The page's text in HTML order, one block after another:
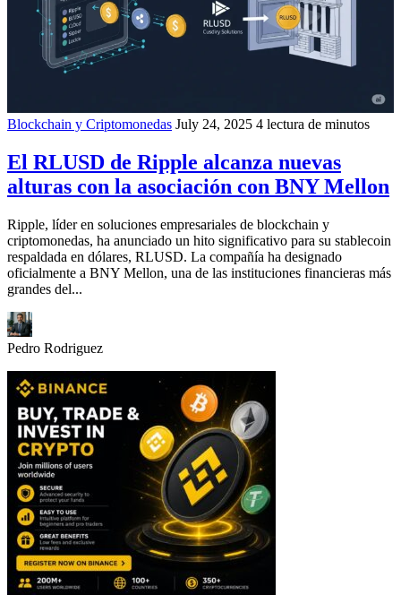
Blockchain y Criptomonedas July 24, 2025 4 lectura de minutos
El RLUSD de Ripple alcanza nuevas
alturas con la asociación con BNY Mellon
Ripple, líder en soluciones empresariales de blockchain y
criptomonedas, ha anunciado un hito significativo para su stablecoin
respaldada en dólares, RLUSD. La compañía ha designado
oficialmente a BNY Mellon, una de las instituciones financieras más
grandes del...
Pedro Rodriguez